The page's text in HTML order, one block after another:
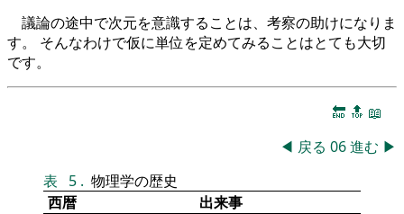
議論の途中で次元を意識することは、考察の助けになりま
す。 そんなわけで仮に単位を定めてみることはとても大切
です。
🔚 🔝 📖
◀ 戻る 06進む ▶
表
5 . 物理学の歴史
西暦
出来事